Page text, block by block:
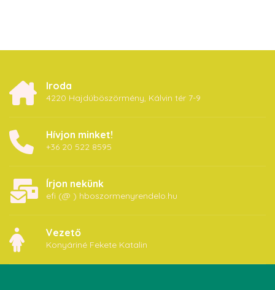
Iroda
4220 Hajdúböszörmény, Kálvin tér 7-9
Hívjon minket!
+36 20 522 8595
Írjon nekünk
efi (@ ) hboszormenyrendelo.hu
Vezető
Konyáriné Fekete Katalin